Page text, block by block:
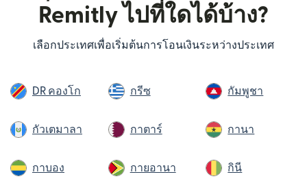
Remitly ไปที่ใดได้บ้าง?
เลือกประเทศเพื่อเริ่มต้นการโอนเงินระหว่างประเทศ
DR คองโก กรีซ กัมพูชา
กัวเตมาลา กาตาร์ กานา
กาบอง กายอานา กินี